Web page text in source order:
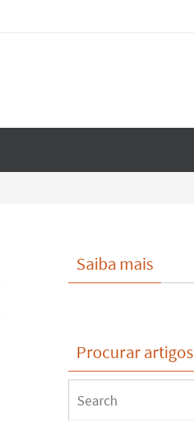
Saiba mais
Procurar artigos